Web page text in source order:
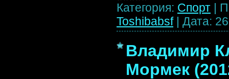
Категория: Спорт |
Toshibabsf | Дата:
Владимир
Мормек